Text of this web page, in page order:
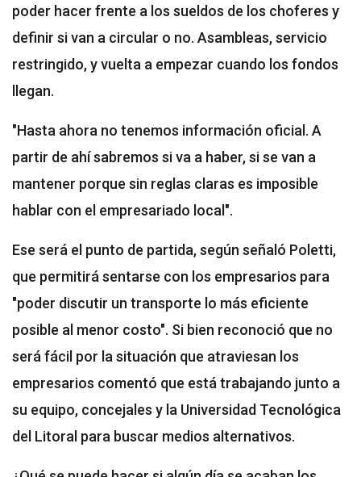
poder hacer frente a los sueldos de los choferes y
definir si van a circular o no. Asambleas, servicio
restringido, y vuelta a empezar cuando los fondos
llegan.
"Hasta ahora no tenemos información oficial. A
partir de ahí sabremos si va a haber, si se van a
mantener porque sin reglas claras es imposible
hablar con el empresariado local".
Ese será el punto de partida, según señaló Poletti,
que permitirá sentarse con los empresarios para
"poder discutir un transporte lo más eficiente
posible al menor costo". Si bien reconoció que no
será fácil por la situación que atraviesan los
empresarios comentó que está trabajando junto a
su equipo, concejales y la Universidad Tecnológica
del Litoral para buscar medios alternativos.